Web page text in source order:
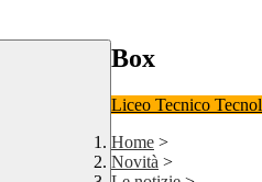
Box
Liceo Tecnico
Home >
Novità >